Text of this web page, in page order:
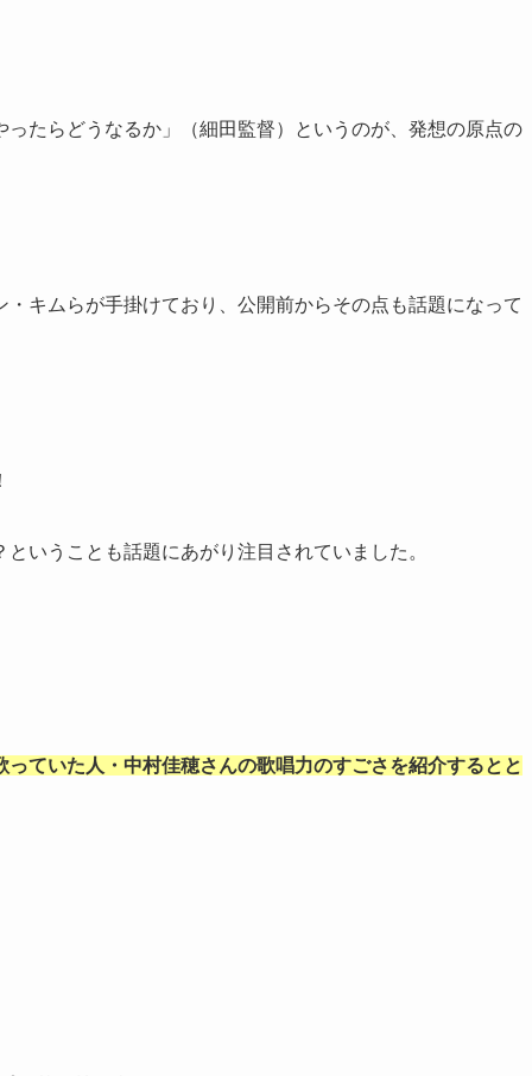
たらどうなるか」（細田監督）というのが、発想の原点の
キムらが手掛けており、公開前からその点も話題になって
いうことも話題にあがり注目されていました。
ていた人・中村佳穂さんの歌唱力のすごさを紹介するとと